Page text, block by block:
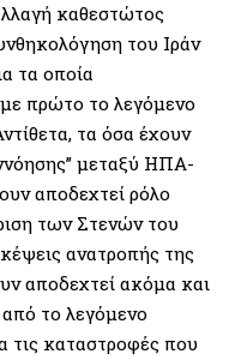
καθεστώτος
του Ιράν
τα οποία
πρώτο το λεγόμενο
τα όσα έχουν
μεταξύ ΗΠΑ-
αποδεχτεί ρόλο
των Στενών του
ανατροπής της
αποδεχτεί ακόμα και
το λεγόμενο
τις καταστροφές που